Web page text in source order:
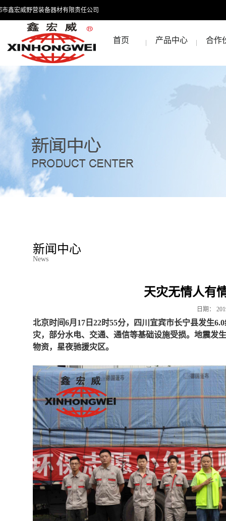
市鑫宏威野营装备器材有限责任公司
首页 产品中心 合作
新闻中心
News
天灾无情人有
日期：
北京时间6月17日22时55分，四川宜宾市长宁县发生
灾，部分水电、交通、通信等基础设施受损。地震发
物资，星夜驰援灾区。